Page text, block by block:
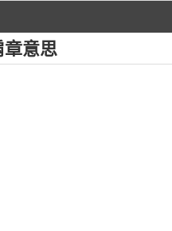
章意思